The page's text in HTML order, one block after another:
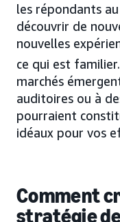
les répondants
découvrir de
nouvelles
ce qui est familier.
marchés
auditoires ou à
pourraient
idéaux pour vos
Comment
stratégie